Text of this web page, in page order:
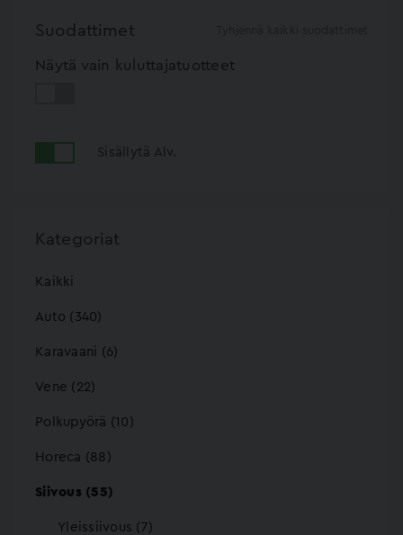
Suodattimet
Näytä vain kuluttajatuotteet
Sisällytä Alv.
Kategoriat
Kaikki
Auto (340)
Karavaani (6)
Vene (22)
Polkupyörä (10)
Horeca (88)
Siivous (55)
Yleissiivous (7)